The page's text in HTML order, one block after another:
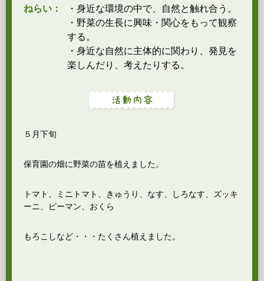
ねらい：
・身近な環境の中で、自然と触れ合う。
・野菜の生長に興味・関心をもって観察
する。
・身近な自然に主体的に関わり、発見を
楽しんだり、考えたりする。
５月下旬
保育園の畑に野菜の苗を植えました。
トマト、ミニトマト、きゅうり、なす、しろなす、ズッキ
ーニ、ピーマン、おくら
もろこしなど・・・たくさん植えました。